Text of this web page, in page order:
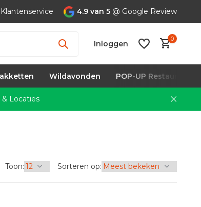
Klantenservice 4.9 van 5 @ Google Review
Inloggen
0
Wildavonden POP-UP Restaurants
Locaties
Toon: Sorteren op: